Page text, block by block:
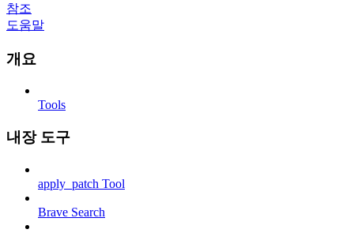
참조
도움말
개요
Tools
내장 도구
apply_patch Tool
Brave Search